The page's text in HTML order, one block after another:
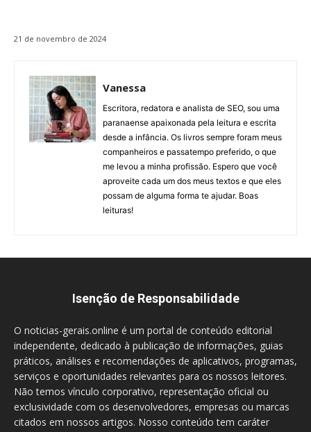
21 de novembro de 2024
Vanessa
Escritora, redatora e analista de SEO, sou uma
paranaense apaixonada pela leitura e escrita
desde a infância. Os livros sempre foram meus
companheiros e passatempo preferido, o que
me levou a minha profissão. Espero que você
aproveite cada um dos meus textos e que eles
possam de alguma forma te ajudar. Boas
leituras!
Isenção de Responsabilidade
O noticias-gerais.online é um portal de conteúdo editorial
independente, dedicado à publicação de informações, guias
práticos, análises e recomendações de aplicativos, programas,
serviços e oportunidades relevantes para os nossos leitores.
Não temos vínculo corporativo, representação oficial ou
exclusividade com os desenvolvedores, empresas ou marcas
citados em nossos artigos. Nosso conteúdo tem caráter